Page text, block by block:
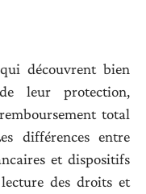
découvrent bien
leur protection,
total
différences entre
et dispositifs
des droits et